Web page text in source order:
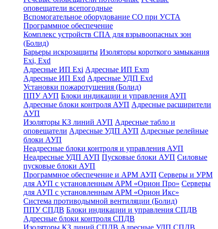
оповещатели всепогодные
Вспомогательное оборудование СО при УСТА
Программное обеспечение
Комплекс устройств СПА для взрывоопасных зон
(Болид)
Барьеры искрозащиты Изоляторы короткого замыкания
Exi, Exd
Адресные ИП Exi Адресные ИП Exm
Адресные ИП Exd Адресные УДП Exd
Установки пожаротушения (Болид)
ППУ АУП Блоки индикации и управления АУП
Адресные блоки контроля АУП Адресные расширители
АУП
Изоляторы КЗ линий АУП Адресные табло и
оповещатели Адресные УДП АУП Адресные релейные
блоки АУП
Неадресные блоки контроля и управления АУП
Неадресные УДП АУП Пусковые блоки АУП Силовые
пусковые блоки АУП
Программное обеспечение и АРМ АУП Серверы и УРМ
для АУП с установленным АРМ «Орион Про» Серверы
для АУП с установленным АРМ «Орион Икс»
Система противодымной вентиляции (Болид)
ППУ СПДВ Блоки индикации и управления СПДВ
Адресные блоки контроля СПДВ
Изоляторы КЗ линий СПДВ Адресные УДП СПДВ